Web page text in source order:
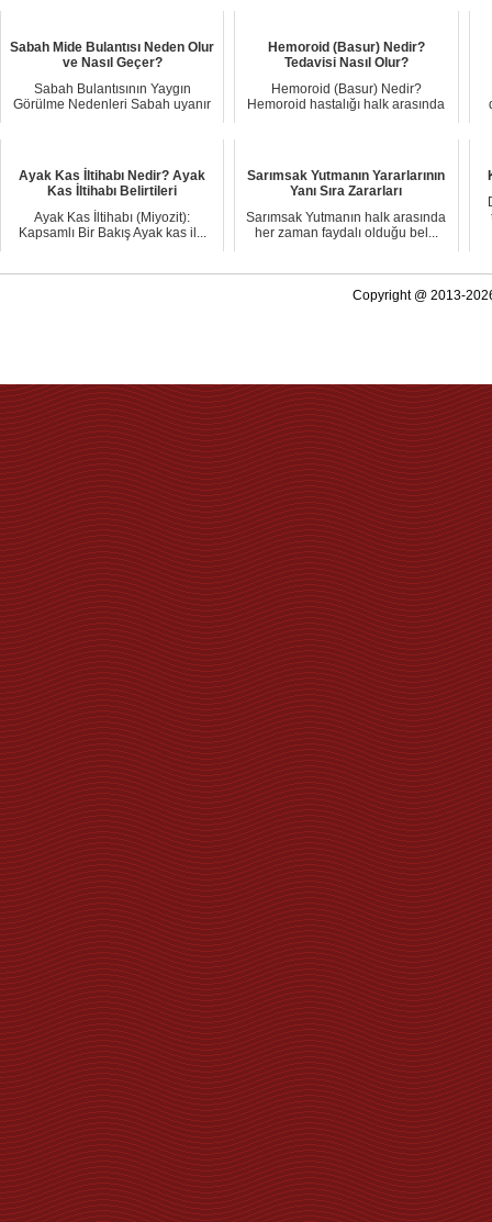
Sabah Mide Bulantısı Neden Olur
ve Nasıl Geçer?
Sabah Bulantısının Yaygın
Görülme Nedenleri Sabah uyanır
Hemoroid (Basur) Nedir?
Tedavisi Nasıl Olur?
Hemoroid (Basur) Nedir?
Hemoroid hastalığı halk arasında
Ayak Kas İltihabı Nedir? Ayak
Kas İltihabı Belirtileri
Ayak Kas İltihabı (Miyozit):
Kapsamlı Bir Bakış Ayak kas il...
Sarımsak Yutmanın Yararlarının
Yanı Sıra Zararları
Sarımsak Yutmanın halk arasında
her zaman faydalı olduğu bel...
Copyright @ 2013-